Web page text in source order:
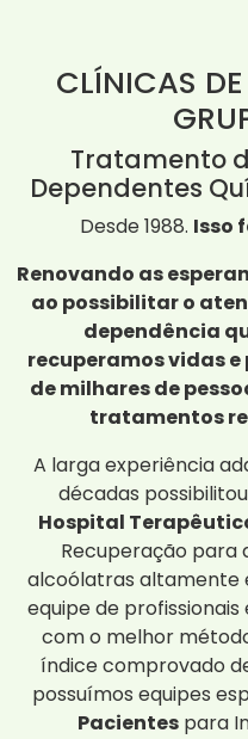
CLÍNICAS
Tratamento
Dependentes
Desde 1988. Isso
Renovando as
ao possibilitar o
dependência
recuperamos vidas
de milhares de
tratamentos
A larga experiência
décadas
Hospital
Recuperação para
alcoólatras altamente
equipe de
com o melhor
índice comprovado
possuímos equipes
Pacientes para